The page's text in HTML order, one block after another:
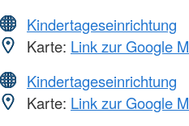
Kindertageseinrichtung
Karte: Link zur Google
Kindertageseinrichtung
Karte: Link zur Google